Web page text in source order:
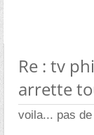
Re : tv
arrette
voila... pas